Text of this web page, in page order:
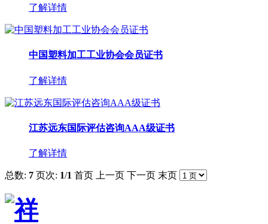
了解详情
中国塑料加工工业协会会员证书
了解详情
江苏远东国际评估咨询AAA级证书
了解详情
总数: 7 页次: 1/1 首页 上一页 下一页 末页